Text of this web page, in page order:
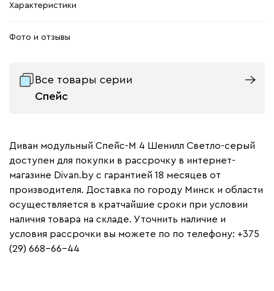
Характеристики
Фото и отзывы
Все товары серии
Спейс
Диван модульный Спейс-М 4 Шенилл Светло-серый
доступен для покупки в рассрочку в интернет-
магазине Divan.by с гарантией 18 месяцев от
производителя. Доставка по городу Минск и области
осуществляется в кратчайшие сроки при условии
наличия товара на складе. Уточнить наличие и
условия рассрочки вы можете по по телефону: +375
(29) 668-66-44